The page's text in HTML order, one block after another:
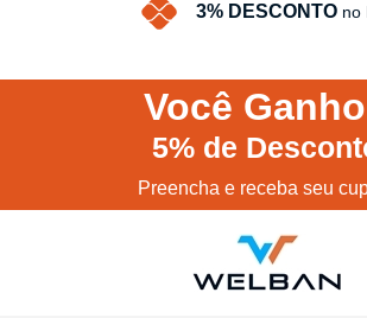
3% DESCONTO no
Você
5% de
Preencha e receba seu